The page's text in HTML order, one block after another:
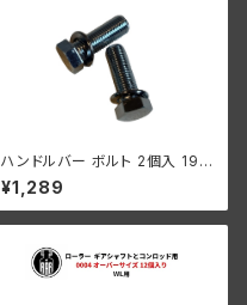
ハンドルバー ボルト 2個入 193
0-52年 亜鉛
¥1,289